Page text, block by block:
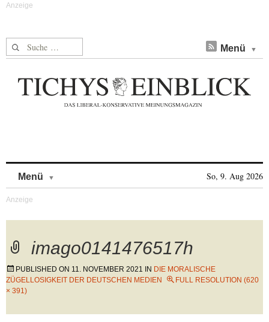
Suche nach: Menü
Menü So, 9. Aug 2026
imago0141476517h
PUBLISHED ON 11. NOVEMBER 2021 IN DIE MORALISCHE
ZÜGELLOSIGKEIT DER DEUTSCHEN MEDIEN
FULL RESOLUTION (620
× 391)